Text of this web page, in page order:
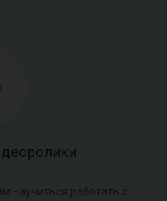
научиться работать с